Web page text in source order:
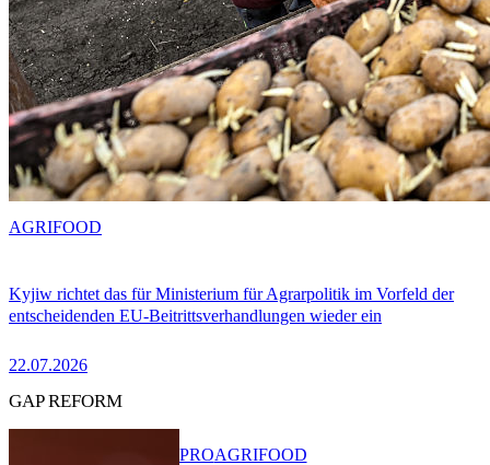
Kyjiw richtet das für Ministerium für Agrarpolitik im Vorfeld der
entscheidenden EU-Beitrittsverhandlungen wieder ein
22.07.2026
AGRIFOOD
GAP REFORM
PROAGRIFOOD